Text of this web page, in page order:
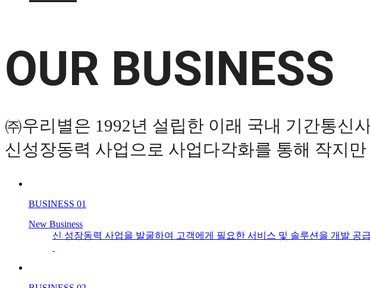
OUR BUSINESS
㈜우리별은 1992년 설립한 이래 국내 기간통신
신성장동력 사업으로 사업다각화를 통해 작지
BUSINESS 01
New Business
신 성장동력 사업을 발굴하여 고객에게 필요한 서비스 및 솔루션을 개발 공